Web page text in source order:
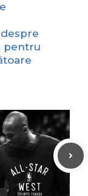
pentru